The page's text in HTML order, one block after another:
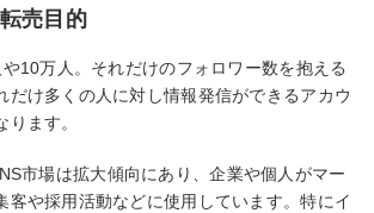
売目的
10万人。それだけのフォロワー数を抱える
だけ多くの人に対し情報発信ができるアカウ
ります。
市場は拡大傾向にあり、企業や個人がマー
客や採用活動などに使用しています。特にイ